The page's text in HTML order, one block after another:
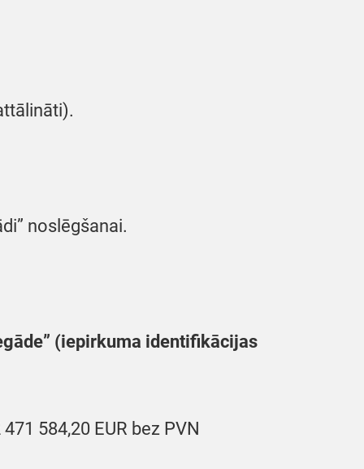
noslēgšanai.
(iepirkuma identifikācijas
584,20 EUR bez PVN